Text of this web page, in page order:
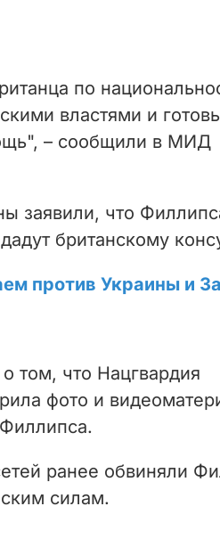
i
d
o
по
властями и
– сообщили в МИД
заявили, что
британскому
против Украины и
том, что Нацгвардия
фото и
ранее обвиняли
силам.